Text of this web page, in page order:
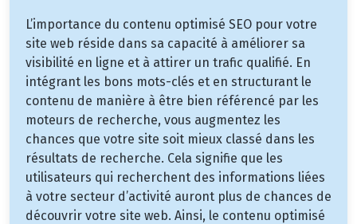
L’importance du contenu optimisé SEO pour votre
site web réside dans sa capacité à améliorer sa
visibilité en ligne et à attirer un trafic qualifié. En
intégrant les bons mots-clés et en structurant le
contenu de manière à être bien référencé par les
moteurs de recherche, vous augmentez les
chances que votre site soit mieux classé dans les
résultats de recherche. Cela signifie que les
utilisateurs qui recherchent des informations liées
à votre secteur d’activité auront plus de chances de
découvrir votre site web. Ainsi, le contenu optimisé